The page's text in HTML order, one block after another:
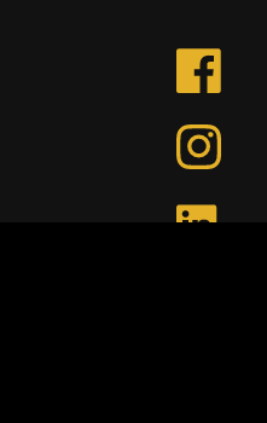
Facebook